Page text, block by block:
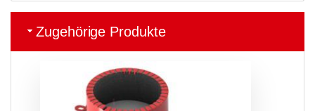
Zugehörige Produkte